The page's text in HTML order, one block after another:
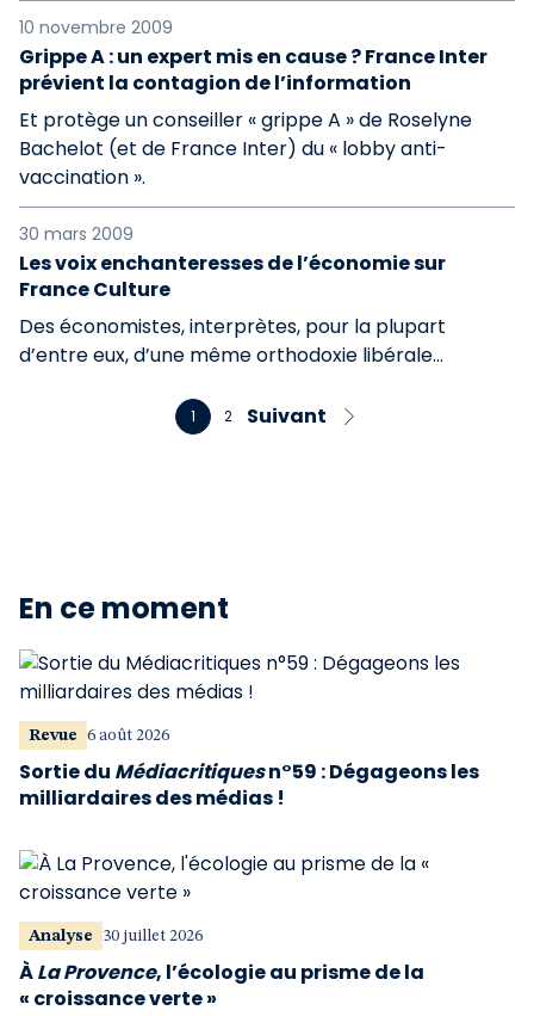
10 novembre 2009
Grippe A : un expert mis en cause ? France Inter
prévient la contagion de l’information
Et protège un conseiller « grippe A » de Roselyne
Bachelot (et de France Inter) du « lobby anti-
vaccination ».
30 mars 2009
Les voix enchanteresses de l’économie sur
France Culture
Des économistes, interprètes, pour la plupart
d’entre eux, d’une même orthodoxie libérale...
1 2 Suivant
En ce moment
Revue 6 août 2026
Sortie du Médiacritiquesn°59 : Dégageons les
milliardaires des médias !
Analyse 30 juillet 2026
ÀLa Provence, l’écologie au prisme de la
« croissance verte »